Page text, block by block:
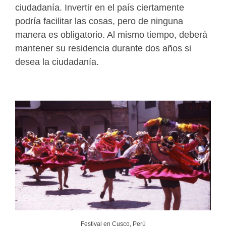
ciudadanía. Invertir en el país ciertamente
podría facilitar las cosas, pero de ninguna
manera es obligatorio. Al mismo tiempo, deberá
mantener su residencia durante dos años si
desea la ciudadanía.
Festival en Cusco, Perú